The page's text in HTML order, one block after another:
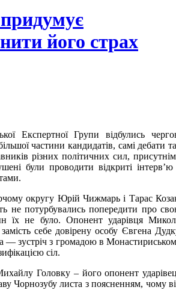
його страх
Експертної Групи відбулись
частини кандидатів, самі дебати
різних політичних сил,
були проводити відкриті інтерв’ю
округу Юрій Чижмарь і Тарас
не потурбувались попередити про
їх не було. Опонент ударівця
себе довірену особу Євгена
— зустріч з громадою в
сіл.
Головку – його опонент
Чорнозубу листа з поясненням, чому